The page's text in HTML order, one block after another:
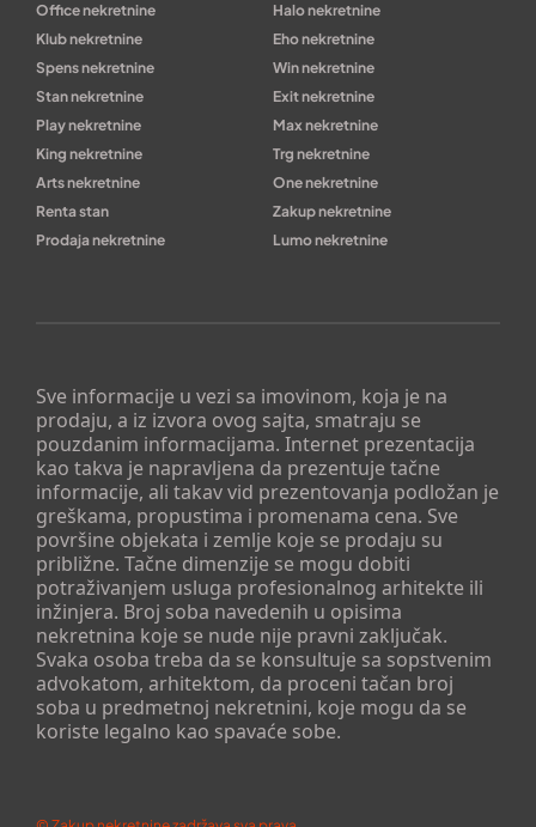
Sve informacije u vezi sa imovinom, koja je na
prodaju, a iz izvora ovog sajta, smatraju se
pouzdanim informacijama. Internet prezentacija
kao takva je napravljena da prezentuje tačne
informacije, ali takav vid prezentovanja podložan je
greškama, propustima i promenama cena. Sve
površine objekata i zemlje koje se prodaju su
približne. Tačne dimenzije se mogu dobiti
potraživanjem usluga profesionalnog arhitekte ili
inžinjera. Broj soba navedenih u opisima
nekretnina koje se nude nije pravni zaključak.
Svaka osoba treba da se konsultuje sa sopstvenim
advokatom, arhitektom, da proceni tačan broj
soba u predmetnoj nekretnini, koje mogu da se
koriste legalno kao spavaće sobe.
Office nekretnine
Halo nekretnine
Klub nekretnine
Eho nekretnine
Spens nekretnine
Win nekretnine
Stan nekretnine
Exit nekretnine
Play nekretnine
Max nekretnine
King nekretnine
Trg nekretnine
Arts nekretnine
One nekretnine
Renta stan
Zakup nekretnine
Prodaja nekretnine
Lumo nekretnine